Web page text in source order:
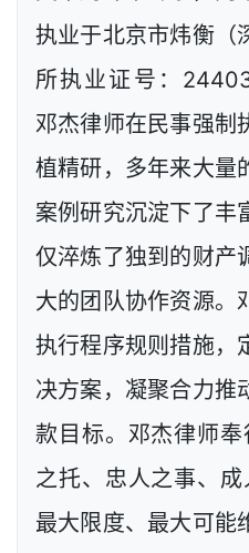
执业于北京市炜衡（
所执业证号：
邓杰律师在民事强制
植精研，多年来大量
案例研究沉淀下了丰
仅淬炼了独到的财产
大的团队协作资源。
执行程序规则措施，
决方案，凝聚合力推
款目标。邓杰律师
之托、忠人之事、
最大限度、最大可能